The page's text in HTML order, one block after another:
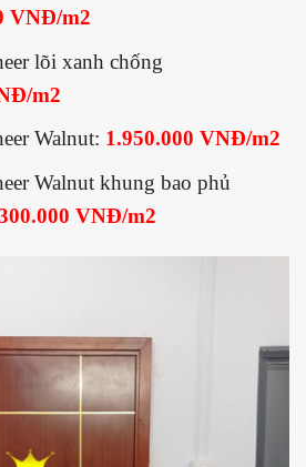
VNĐ/m2
lõi xanh chống
m2
Walnut: 1.950.000 VNĐ/m2
Walnut khung bao phủ
VNĐ/m2